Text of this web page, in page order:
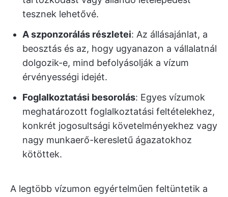
tesznek lehetővé.
A szponzorálás részletei: Az állásajánlat, a
beosztás és az, hogy ugyanazon a vállalatnál
dolgozik-e, mind befolyásolják a vízum
érvényességi idejét.
Foglalkoztatási besorolás: Egyes vízumok
meghatározott foglalkoztatási feltételekhez,
konkrét jogosultsági követelményekhez vagy
nagy munkaerő-keresletű ágazatokhoz
kötöttek.
A legtöbb vízumon egyértelműen feltüntetik a